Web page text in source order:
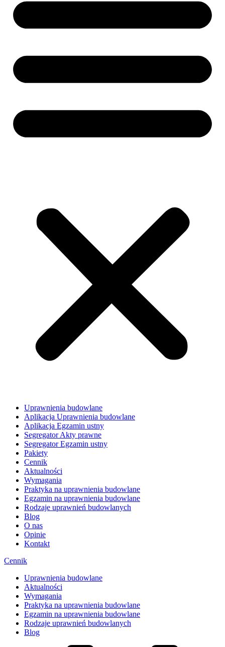
Uprawnienia budowlane
Aplikacja Uprawnienia budowlane
Aplikacja Egzamin ustny
Segregator Akty prawne
Segregator Egzamin ustny
Pakiety
Cennik
Aktualności
Wymagania
Praktyka na uprawnienia budowlane
Egzamin na uprawnienia budowlane
Rodzaje uprawnień budowlanych
Blog
O nas
Opinie
Kontakt
Cennik
Uprawnienia budowlane
Aktualności
Wymagania
Praktyka na uprawnienia budowlane
Egzamin na uprawnienia budowlane
Rodzaje uprawnień budowlanych
Blog